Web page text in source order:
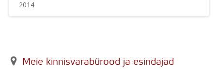
2014
Meie kinnisvarabürood ja esindajad